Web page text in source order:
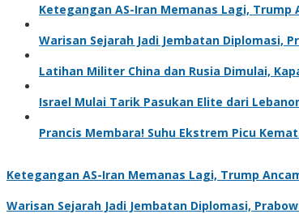
Ketegangan AS-Iran Memanas Lagi, Trump
Warisan Sejarah Jadi Jembatan Diplomasi,
Latihan Militer China dan Rusia Dimulai,
Israel Mulai Tarik Pasukan Elite dari
Prancis Membara! Suhu Ekstrem Picu
Ketegangan AS-Iran Memanas Lagi, Trump
Warisan Sejarah Jadi Jembatan Diplomasi,